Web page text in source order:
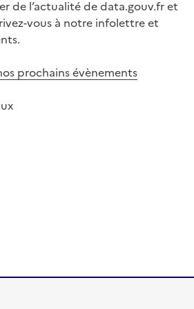
de l’actualité de data.gouv.fr et
vous à notre infolettre et
prochains évènements